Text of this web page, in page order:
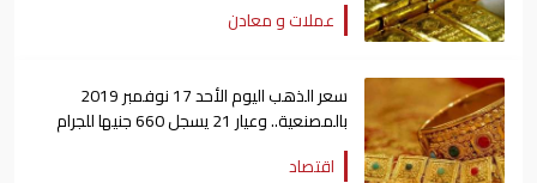
عملات و معادن
سعر الذهب اليوم الأحد 17 نوفمبر 2019
بالمصنعية.. وعيار 21 يسجل 660 جنيها للجرام
اقتصاد